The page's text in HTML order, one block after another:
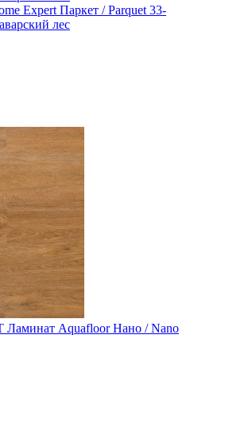
Expert Паркет / Parquet 33-
лес
Aquafloor Нано / Nano